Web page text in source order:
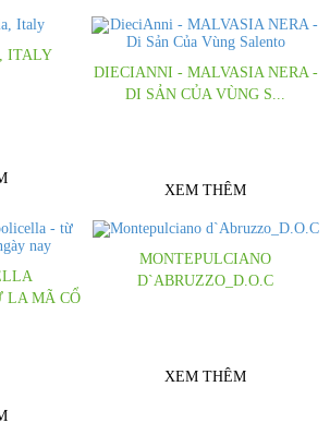
ITALY
DIECIANNI - MALVASIA NERA -
DI SẢN CỦA VÙNG S...
XEM THÊM
LA MÃ CỔ
MONTEPULCIANO
D`ABRUZZO_D.O.C
XEM THÊM